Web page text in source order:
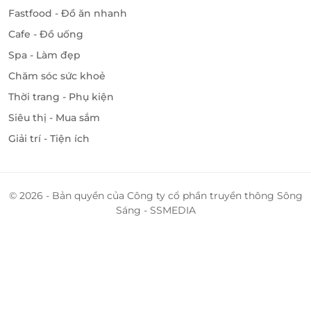
Fastfood - Đồ ăn nhanh
Cafe - Đồ uống
Spa - Làm đẹp
Chăm sóc sức khoẻ
Thời trang - Phụ kiện
Siêu thị - Mua sắm
Giải trí - Tiện ích
© 2026 - Bản quyền của Công ty cổ phần truyền thông Sông
Sáng - SSMEDIA